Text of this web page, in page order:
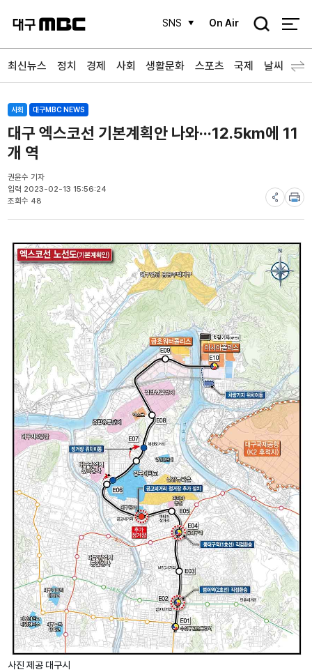
SNS On Air
검
최신뉴스 정치 경제 사회 생활문화 스포츠 국제 날씨
사회 대구MBC NEWS
대구 엑스코선 기본계획안 나와···12.5km에 11
개 역
권윤수 기자
입력 2023-02-13 15:56:24
조회수 48
사진 제공 대구시